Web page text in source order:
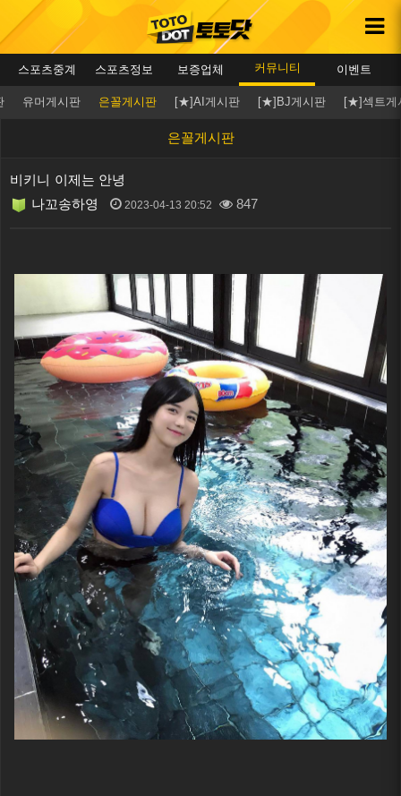
스포츠중계 스포츠정보 보증업체 커뮤니티 이벤트
유머게시판 은꼴게시판 [★]AI게시판 [★]BJ게시판 [★]섹트게
은꼴게시판
비키니 이제는 안녕
나꼬송하영 2023-04-13 20:52 847